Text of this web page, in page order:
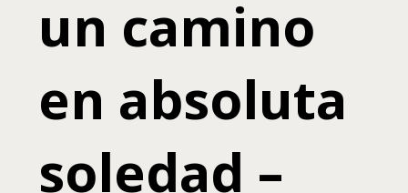
un camino
en absoluta
soledad –